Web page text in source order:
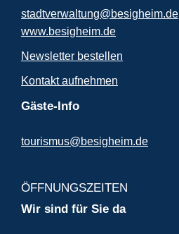
stadtverwaltung@besigheim.de
www.besigheim.de
Newsletter bestellen
Kontakt aufnehmen
Gäste-Info
tourismus@besigheim.de
ÖFFNUNGSZEITEN
Wir sind für Sie da